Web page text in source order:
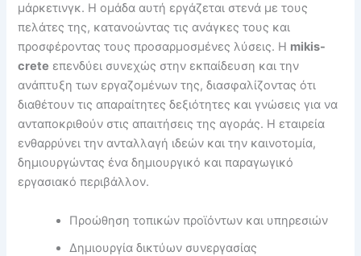
μάρκετινγκ. Η ομάδα αυτή εργάζεται στενά με τους
πελάτες της, κατανοώντας τις ανάγκες τους και
προσφέροντας τους προσαρμοσμένες λύσεις. Η mikis-
crete επενδύει συνεχώς στην εκπαίδευση και την
ανάπτυξη των εργαζομένων της, διασφαλίζοντας ότι
διαθέτουν τις απαραίτητες δεξιότητες και γνώσεις για να
ανταποκριθούν στις απαιτήσεις της αγοράς. Η εταιρεία
ενθαρρύνει την ανταλλαγή ιδεών και την καινοτομία,
δημιουργώντας ένα δημιουργικό και παραγωγικό
εργασιακό περιβάλλον.
Προώθηση τοπικών προϊόντων και υπηρεσιών
Δημιουργία δικτύων συνεργασίας